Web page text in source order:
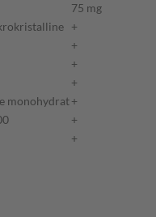
75 mg
+
+
+
+
monohydrat+
+
+